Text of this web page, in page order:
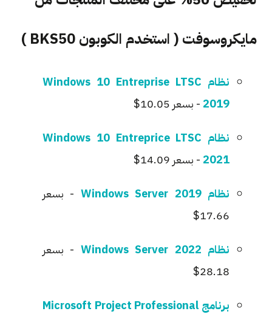
مايكروسوفت ( استخدم الكوبون BKS50 )
نظام Windows 10 Entreprise LTSC
2019 - بسعر 10.05$
نظام Windows 10 Entreprice LTSC
2021 - بسعر 14.09$
نظام Windows Server 2019
- بسعر
17.66$
نظام Windows Server 2022
- بسعر
28.18$
برنامج Microsoft Project Professional